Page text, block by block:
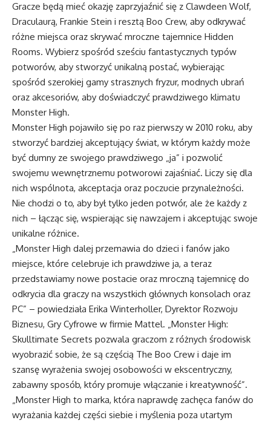
Gracze będą mieć okazję zaprzyjaźnić się z Clawdeen Wolf,
Draculaurą, Frankie Stein i resztą Boo Crew, aby odkrywać
różne miejsca oraz skrywać mroczne tajemnice Hidden
Rooms. Wybierz spośród sześciu fantastycznych typów
potworów, aby stworzyć unikalną postać, wybierając
spośród szerokiej gamy strasznych fryzur, modnych ubrań
oraz akcesoriów, aby doświadczyć prawdziwego klimatu
Monster High.
Monster High pojawiło się po raz pierwszy w 2010 roku, aby
stworzyć bardziej akceptujący świat, w którym każdy może
być dumny ze swojego prawdziwego „ja” i pozwolić
swojemu wewnętrznemu potworowi zajaśniać. Liczy się dla
nich wspólnota, akceptacja oraz poczucie przynależności.
Nie chodzi o to, aby był tylko jeden potwór, ale że każdy z
nich – łącząc się, wspierając się nawzajem i akceptując swoje
unikalne różnice.
„Monster High dalej przemawia do dzieci i fanów jako
miejsce, które celebruje ich prawdziwe ja, a teraz
przedstawiamy nowe postacie oraz mroczną tajemnicę do
odkrycia dla graczy na wszystkich głównych konsolach oraz
PC” – powiedziała Erika Winterholler, Dyrektor Rozwoju
Biznesu, Gry Cyfrowe w firmie Mattel. „Monster High:
Skulltimate Secrets pozwala graczom z różnych środowisk
wyobrazić sobie, że są częścią The Boo Crew i daje im
szansę wyrażenia swojej osobowości w ekscentryczny,
zabawny sposób, który promuje włączanie i kreatywność”.
„Monster High to marka, która naprawdę zachęca fanów do
wyrażania każdej części siebie i myślenia poza utartym